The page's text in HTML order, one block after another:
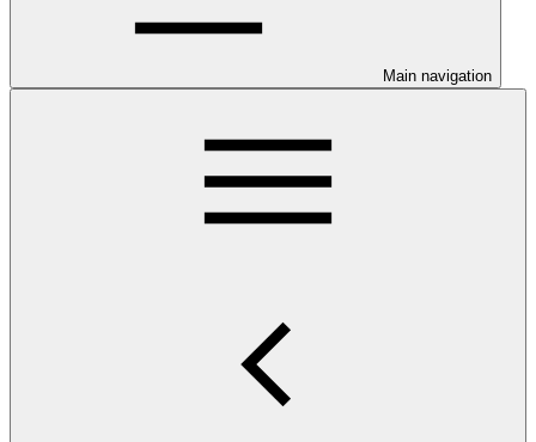
Main navigation